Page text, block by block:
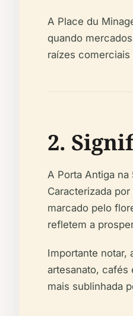
A Place du
quando
raízes comerciais
2.
A Porta Antiga
Caracterizada
marcado pelo
refletem a
Importante notar,
artesanato, cafés
mais sublinhada